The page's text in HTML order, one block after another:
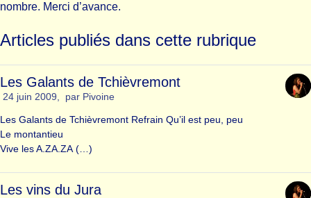
nombre. Merci d’avance.
Articles publiés dans cette rubrique
Les Galants de Tchièvremont
24 juin 2009, par Pivoine
Les Galants de Tchièvremont Refrain Qu’il est peu, peu
Le montantieu
Vive les A.ZA.ZA (…)
Les vins du Jura